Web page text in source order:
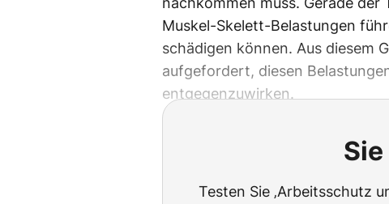
Muskel-Skelett-Belastungen
schädigen können. Aus diesem
aufgefordert, diesen
entgegenzuwirken.
Testen Sie ‚Arbeitsschutz